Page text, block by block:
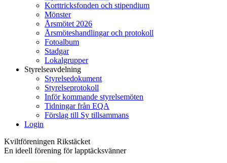
Korttricksfonden och stipendium
Mönster
Årsmötet 2026
Årsmöteshandlingar och protokoll
Fotoalbum
Stadgar
Lokalgrupper
Styrelseavdelning
Styrelsedokument
Styrelseprotokoll
Inför kommande styrelsemöten
Tidningar från EQA
Förslag till Sy tillsammans
Login
Kviltföreningen Rikstäcket
En ideell förening för lapptäcksvänner